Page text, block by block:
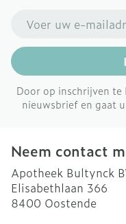
Door op inschrijven
nieuwsbrief en gaat
Neem contact
Apotheek Bultynck
Elisabethlaan 366
8400 Oostende